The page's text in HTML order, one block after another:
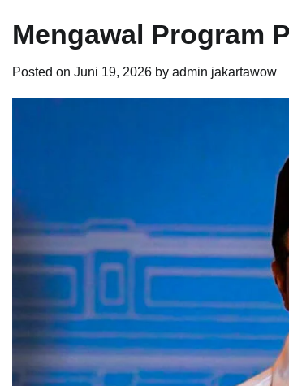
Mengawal Program
Posted on Juni 19, 2026 by admin jakartawow